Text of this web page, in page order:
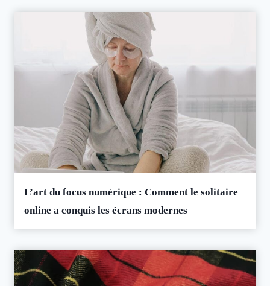
L’art du focus numérique : Comment le solitaire
online a conquis les écrans modernes